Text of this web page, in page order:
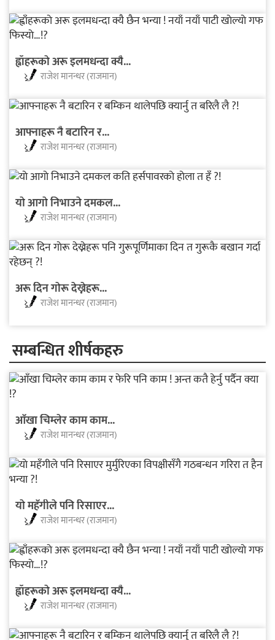
ह्वाँहरूकाे अरू इलमधन्दा क्यै...
राजेश मानन्धर (राजमान)
आफ्नाहरू नै बटारिन र...
राजेश मानन्धर (राजमान)
याे आगाे निभाउने दमकल...
राजेश मानन्धर (राजमान)
अरू दिन गाेरू देख्नेहरू...
राजेश मानन्धर (राजमान)
सम्बन्धित शीर्षकहरु
आँखा चिम्लेर काम काम...
राजेश मानन्धर (राजमान)
याे महँगीले पनि रिसाएर...
राजेश मानन्धर (राजमान)
ह्वाँहरूकाे अरू इलमधन्दा क्यै...
राजेश मानन्धर (राजमान)